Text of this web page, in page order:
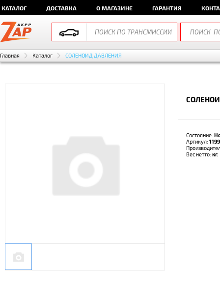
КАТАЛОГ ДОСТАВКА О МАГАЗИНЕ ГАРАНТИЯ
Главная Каталог СОЛЕНОИД ДАВЛЕНИЯ
Состояние:
Артикул:
Вес нетто: кг.